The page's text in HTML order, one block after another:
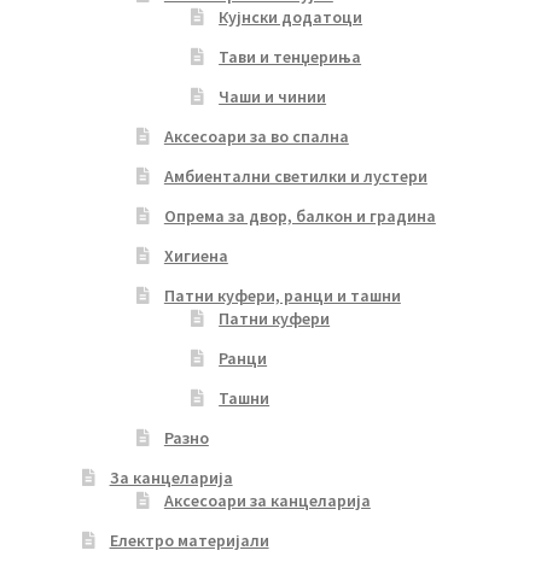
Кујнски додатоци
Тави и тенџериња
Чаши и чинии
Аксесоари за во спална
Амбиентални светилки и лустери
Опрема за двор, балкон и градина
Хигиена
Патни куфери, ранци и ташни
Патни куфери
Ранци
Ташни
Разно
За канцеларија
Аксесоари за канцеларија
Електро материјали